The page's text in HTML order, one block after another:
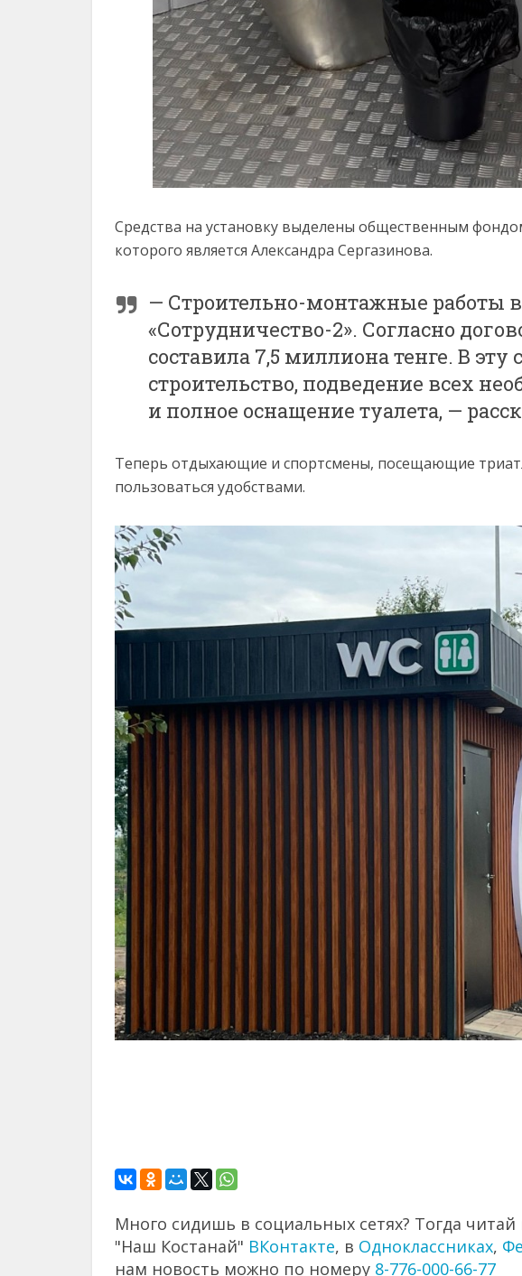
Средства на установку выделены общественным
которого является Александра Сергазинова.
— Строительно-монтажные работы
«Сотрудничество-2». Согласно
составила 7,5 миллиона тенге. В
строительство, подведение всех
и полное оснащение туалета, —
Теперь отдыхающие и спортсмены, посещающие
пользоваться удобствами.
Много сидишь в социальных сетях? Тогда
"Наш Костанай" ВКонтакте, в Одноклассниках,
нам новость можно по номеру 8-776-000-66-77